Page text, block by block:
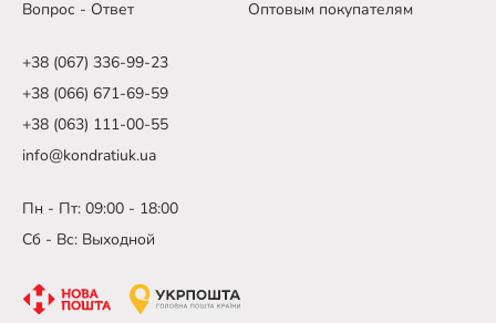
Вопрос - Ответ
Оптовым покупателям
+38 (067) 336-99-23
+38 (066) 671-69-59
+38 (063) 111-00-55
info@kondratiuk.ua
Пн - Пт: 09:00 - 18:00
Сб - Вс: Выходной